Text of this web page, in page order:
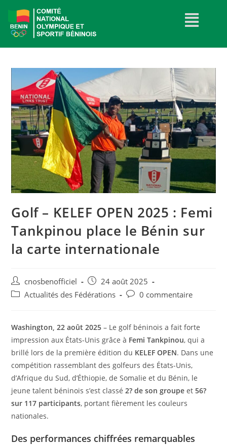
Golf – KELEF OPEN 2025 : Femi
Tankpinou place le Bénin sur
la carte internationale
cnosbenofficiel
24 août 2025
Actualités des Fédérations
0 commentaire
Washington, 22 août 2025 – Le golf béninois a fait forte
impression aux États-Unis grâce à Femi Tankpinou, qui a
brillé lors de la première édition du KELEF OPEN. Dans une
compétition rassemblant des golfeurs des États-Unis,
d’Afrique du Sud, d’Éthiopie, de Somalie et du Bénin, le
jeune talent béninois s’est classé2? de son groupe et56?
sur 117 participants, portant fièrement les couleurs
nationales.
Des performances chiffrées remarquables